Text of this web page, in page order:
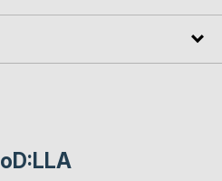
oD:LLA